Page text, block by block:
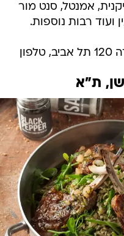
אמנטל, סנט מור
ועוד רבות נוספות.
אגאדיר אמבסי, בן יהודה 120 תל אביב, טלפון
ת"א